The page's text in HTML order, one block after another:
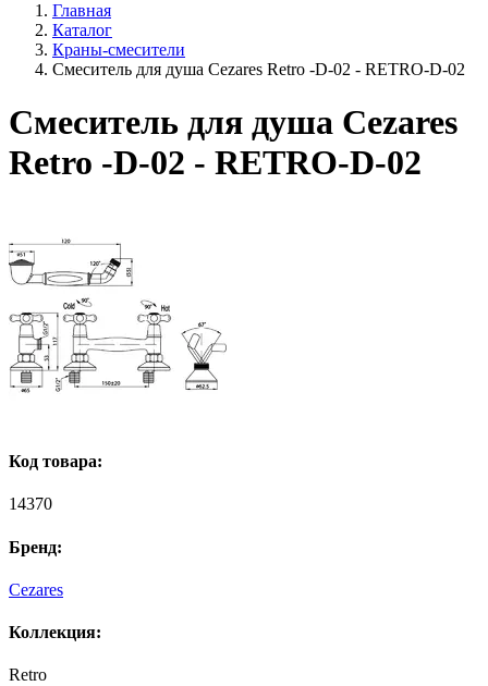
Главная
Каталог
Краны-смесители
Смеситель для душа Cezares Retro -D-02 - RETRO-D-02
Смеситель для душа Cezares
Retro -D-02 - RETRO-D-02
Код товара:
14370
Бренд:
Cezares
Коллекция:
Retro